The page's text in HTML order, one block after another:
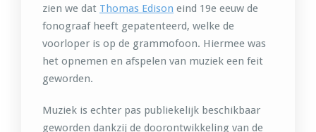
zien we dat Thomas Edison eind 19e eeuw de
fonograaf heeft gepatenteerd, welke de
voorloper is op de grammofoon. Hiermee was
het opnemen en afspelen van muziek een feit
geworden.
Muziek is echter pas publiekelijk beschikbaar
geworden dankzij de doorontwikkeling van de